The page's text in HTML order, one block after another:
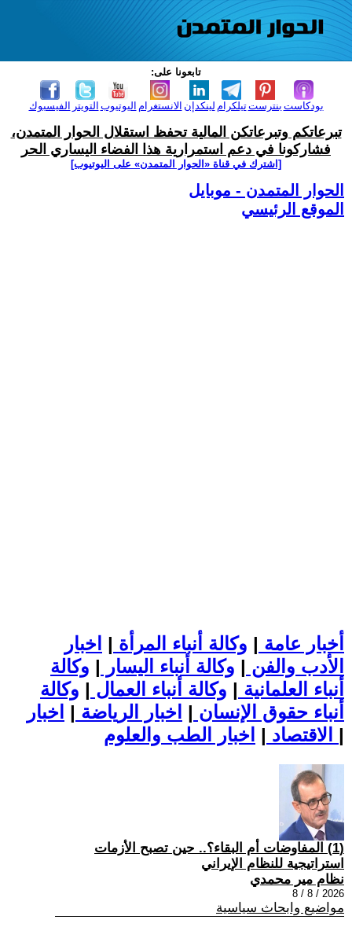
تابعونا على:
الفيسبوك التويتر اليوتيوب الانستغرام لينكدإن تيلكرامبنترست بودكاست
تبرعاتكم وتبرعاتكن المالية تحفظ استقلال الحوار المتمدن،
فشاركونا في دعم استمرارية هذا الفضاء اليساري الحر
[اشترك في قناة ‫«الحوار المتمدن» على اليوتيوب]
الحوار المتمدن - موبايل
الموقع الرئيسي
أخبار عامة | وكالة أنباء المرأة | اخبار
الأدب والفن | وكالة أنباء اليسار | وكالة
أنباء العلمانية | وكالة أنباء العمال | وكالة
أنباء حقوق الإنسان | اخبار الرياضة | اخبار
الاقتصاد | |
(1) المفاوضات أم البقاء؟.. حين تصبح الأزمات
استراتيجية للنظام الإيراني
نظام مير محمدي
2026 / 8 / 8
مواضيع وابحاث سياسية